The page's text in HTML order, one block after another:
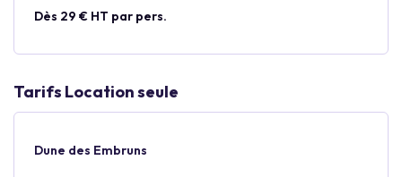
Dès 29 € HT par pers.
Tarifs Location seule
Dune des Embruns